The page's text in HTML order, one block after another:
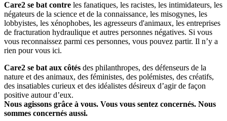
Care2 se bat contre les fanatiques, les racistes, les intimidateurs, les
négateurs de la science et de la connaissance, les misogynes, les
lobbyistes, les xénophobes, les agresseurs d'animaux, les entreprises
de fracturation hydraulique et autres personnes négatives. Si vous
vous reconnaissez parmi ces personnes, vous pouvez partir. Il n’y a
rien pour vous ici.
Care2 se bat aux côtés des philanthropes, des défenseurs de la
nature et des animaux, des féministes, des polémistes, des créatifs,
des insatiables curieux et des idéalistes désireux d’agir de façon
positive autour d’eux.
Nous agissons grâce à vous. Vous vous sentez concernés. Nous
sommes concernés aussi.